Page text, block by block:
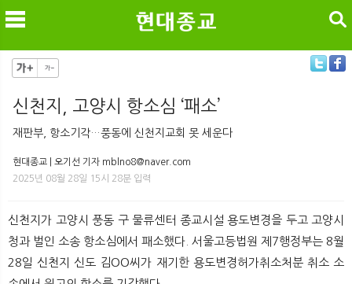
메
검색
신천지, 고양시 항소심 ‘패소’
재판부, 항소기각…풍동에 신천지교회 못 세운다
현대종교 | 오기선 기자 mblno8@naver.com
2025년 08월 28일 15시 28분 입력
신천지가 고양시 풍동 구 물류센터 종교시설 용도변경을 두고 고양시
청과 벌인 소송 항소심에서 패소했다. 서울고등법원 제7행정부는 8월
28일 신천지 신도 김OO씨가 재기한 용도변경허가취소처분 취소 소